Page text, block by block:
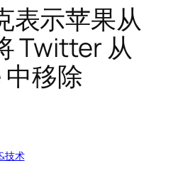
表示苹果从
Twitter 从
移除
技术